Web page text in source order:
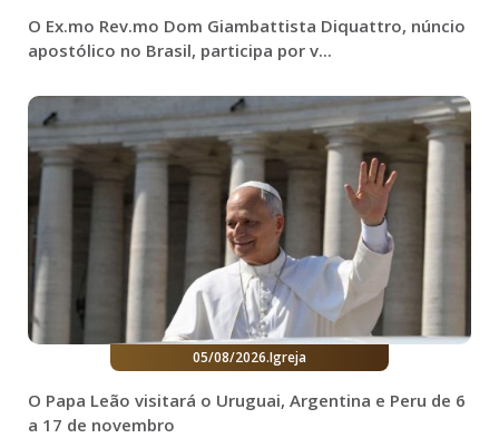
O Ex.mo Rev.mo Dom Giambattista Diquattro, núncio
apostólico no Brasil, participa por v...
05/08/2026.Igreja
O Papa Leão visitará o Uruguai, Argentina e Peru de 6
a 17 de novembro